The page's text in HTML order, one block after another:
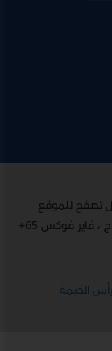
للموقع يدعم الموقع متصفحات مايكروسوفت ايدج ، فاير فوكس 65+
الخيمة